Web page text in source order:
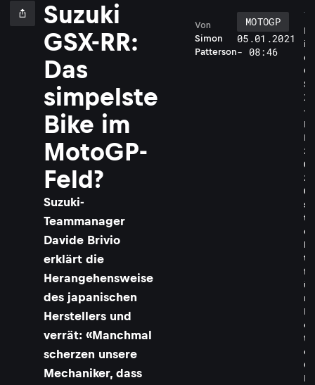
Suzuki
GSX-RR:
Das
simpelste
Bike im
MotoGP-
Feld?
Suzuki-
Teammanager
Davide Brivio
erklärt die
Herangehensweise
des japanischen
Herstellers und
verrät: «Manchmal
scherzen unsere
Mechaniker, dass
Simon
Patterson
Von
MOTOGP
05.01.2021
- 08:46
D
i
e
G
S
X
-
R
R
2
0
2
0
s
t
e
h
t
f
ü
r
M
o
t
o
G
P